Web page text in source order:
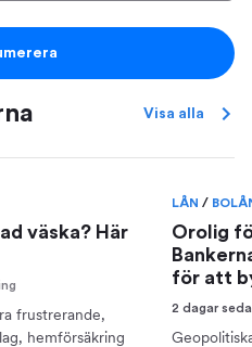
Visa alla
väska? Här
frustrerande,
hemförsäkring
LÅN/
Orolig
för att
2 dagar